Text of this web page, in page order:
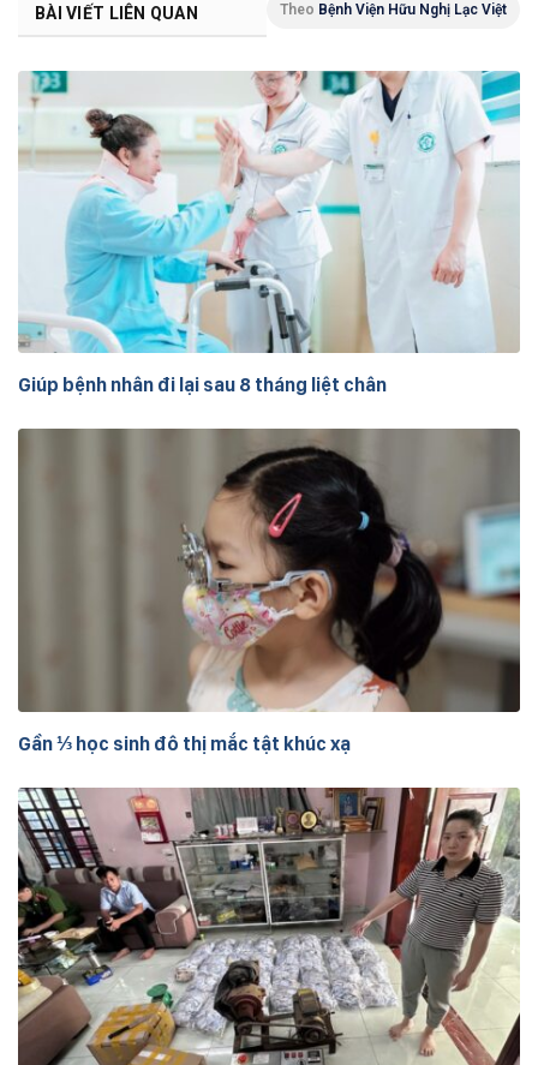
Theo Bệnh Viện Hữu Nghị Lạc Việt
BÀI VIẾT LIÊN QUAN
Giúp bệnh nhân đi lại sau 8 tháng liệt chân
Gần ⅓ học sinh đô thị mắc tật khúc xạ